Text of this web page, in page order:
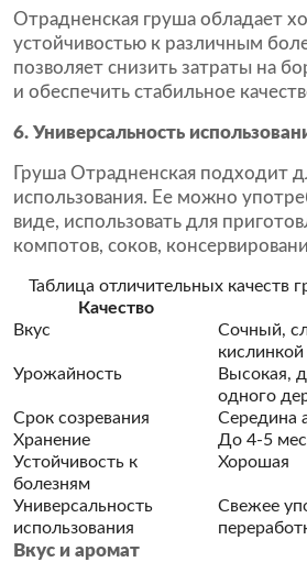
Отрадненская груша обладает
устойчивостью к различным
позволяет снизить затраты на
и обеспечить стабильное
6. Универсальность
Груша Отрадненская подходит
использования. Ее можно
виде, использовать для
компотов, соков,
Таблица отличительных качеств
Качество
Вкус
Сочный,
кислинкой
Урожайность
Высокая,
одного
Срок созревания
Середина
Хранение
До 4-5
Устойчивость к
болезням
Хорошая
Универсальность
использования
Свежее
Вкус и аромат